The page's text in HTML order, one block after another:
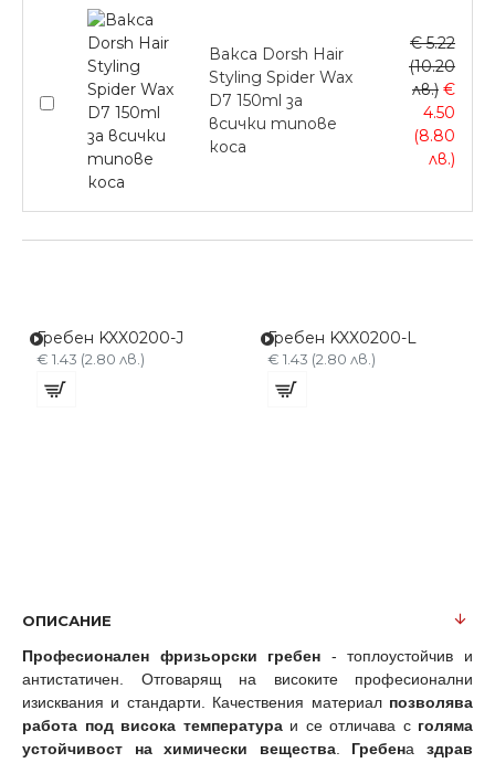
Вакса Dorsh Hair
Styling Spider Wax
D7 150ml за
всички типове
коса
€ 5.22
(10.20
лв.) €
4.50
(8.80
лв.)
Гребен KXX0200-J
€ 1.43 (2.80 лв.)
Гребен KXX0200-L
€ 1.43 (2.80 лв.)
ОПИСАНИЕ
Професионален фризьорски гребен - топлоустойчив и
антистатичен. Отговарящ на високите професионални
изисквания и стандарти. Качествения материал позволява
работа под висока температураи се отличава с голяма
устойчивост на химически вещества. Гребеназдрав